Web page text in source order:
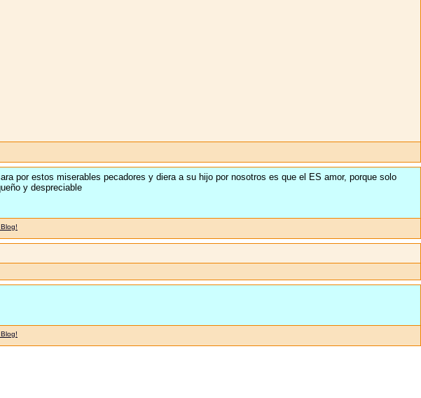
por estos miserables pecadores y diera a su hijo por nosotros es que el ES amor, porque solo
y despreciable
Blog!
Blog!